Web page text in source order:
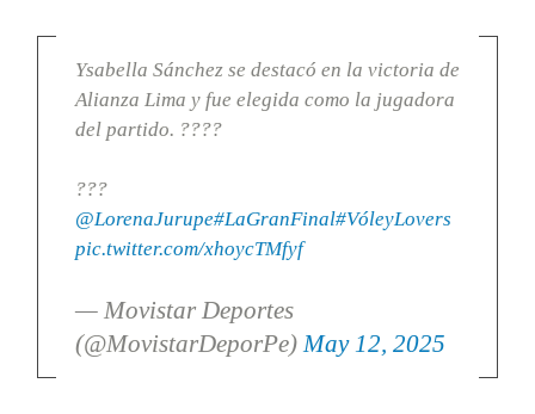
Ysabella Sánchez se destacó en la victoria de
Alianza Lima y fue elegida como la jugadora
del partido. ????
???
@LorenaJurupe#LaGranFinal#VóleyLovers
pic.twitter.com/xhoycTMfyf
— Movistar Deportes
(@MovistarDeporPe) May 12, 2025